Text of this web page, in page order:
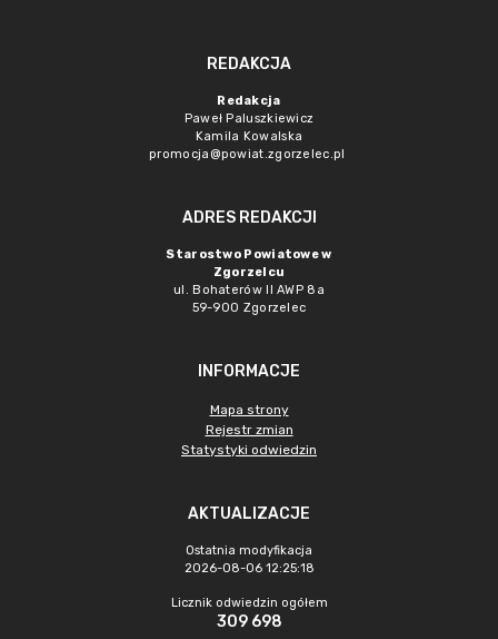
REDAKCJA
Redakcja
Paweł Paluszkiewicz
Kamila Kowalska
promocja@powiat.zgorzelec.pl
ADRES REDAKCJI
Starostwo Powiatowe w
Zgorzelcu
ul. Bohaterów II AWP 8a
59-900 Zgorzelec
INFORMACJE
Mapa strony
Rejestr zmian
Statystyki odwiedzin
AKTUALIZACJE
Ostatnia modyfikacja
2026-08-06 12:25:18
Licznik odwiedzin ogółem
309 698